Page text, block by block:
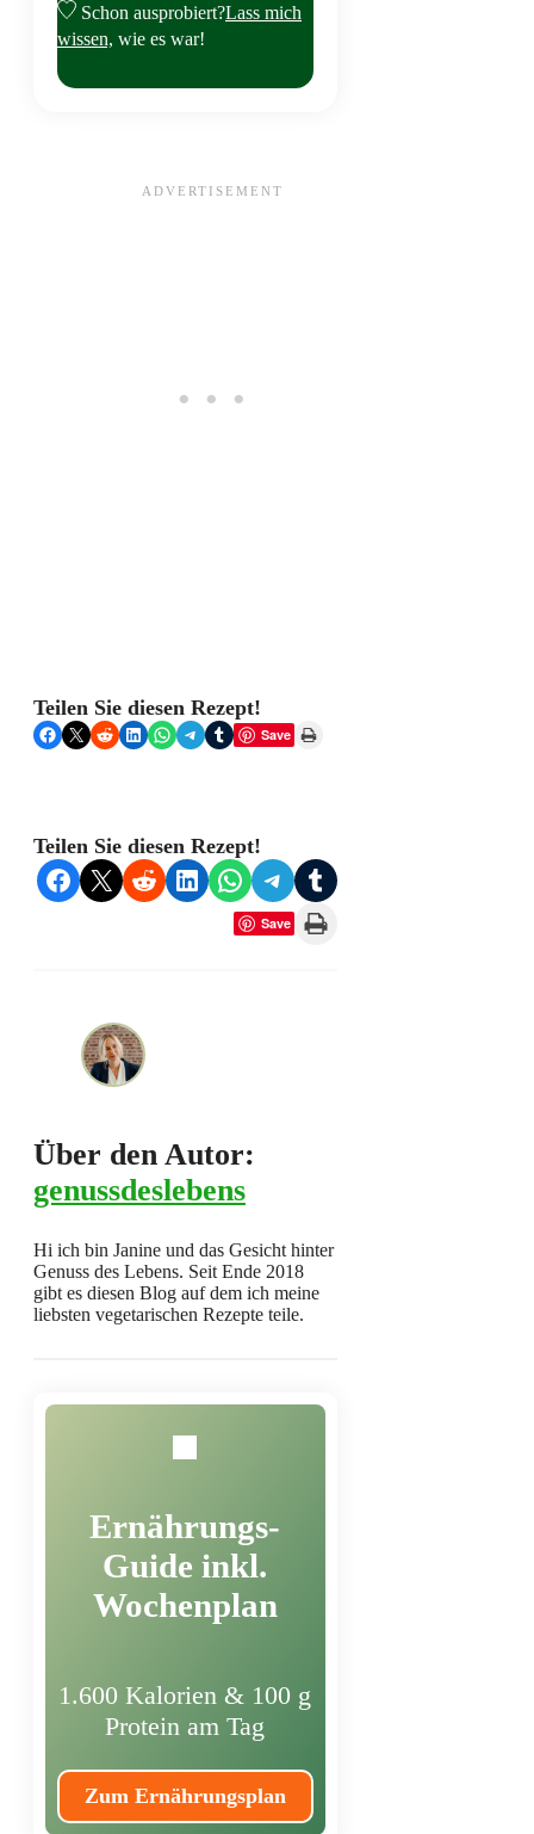
Schon ausprobiert?Lass mich
wissen, wie es war!
Teilen Sie diesen Rezept!
Share on Facebook
Share on X Share on RedditShare on LinkedIn
Share on WhatsApp
Share on Telegram
Share on TumblrSave Print this Page
Teilen Sie diesen Rezept!
Share on Facebook
Share on X Share on RedditShare on LinkedIn
Share on WhatsApp
Share on Telegram
Share on Tumblr
Save Print this Page
Über den Autor:
genussdeslebens
Hi ich bin Janine und das Gesicht hinter
Genuss des Lebens. Seit Ende 2018
gibt es diesen Blog auf dem ich meine
liebsten vegetarischen Rezepte teile.
Ernährungs-
Guide inkl.
Wochenplan
1.600 Kalorien & 100 g
Protein am Tag
Zum Ernährungsplan